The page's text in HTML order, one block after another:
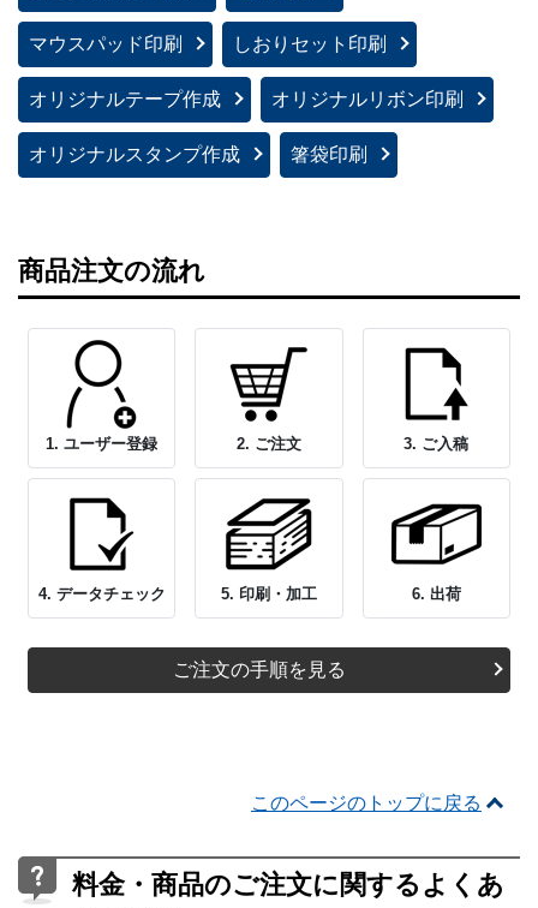
マウスパッド印刷 しおりセット印刷
オリジナルテープ作成 オリジナルリボン印刷
オリジナルスタンプ作成 箸袋印刷
商品注文の流れ
1. ユーザー登録 2. ご注文 3. ご入稿
4. データチェック 5. 印刷・加工 6. 出荷
ご注文の手順を見る
このページのトップに戻る
料金・商品のご注文に関するよくあ